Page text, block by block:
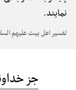
نمایند.
تفسیر اهل بیت علیهم السلام
جز